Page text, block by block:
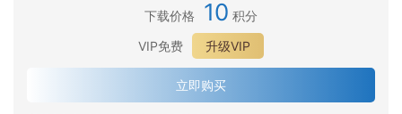
下载价格 10 积分
VIP免费
升级VIP
立即购买